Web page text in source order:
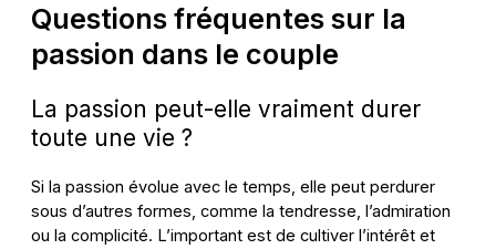
Questions fréquentes sur la
passion dans le couple
La passion peut-elle vraiment durer
toute une vie ?
Si la passion évolue avec le temps, elle peut perdurer
sous d’autres formes, comme la tendresse, l’admiration
ou la complicité. L’important est de cultiver l’intérêt et